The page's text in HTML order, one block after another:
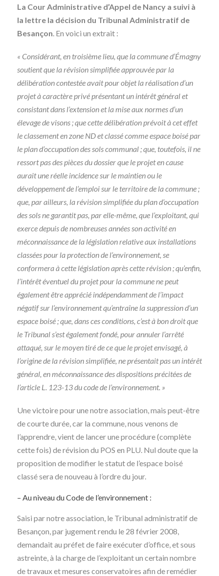
La Cour Administrative d’Appel de Nancy a suivi à
la lettre la décision du Tribunal Administratif de
Besançon. En voici un extrait :
« Considérant, en troisième lieu, que la commune d’Émagny
soutient que la révision simplifiée approuvée par la
délibération contestée avait pour objet la réalisation d’un
projet à caractère privé présentant un intérêt général et
consistant dans l’extension et la mise aux normes d’un
élevage de visons ; que cette délibération prévoit à cet effet
le classement en zone ND et classé comme espace boisé par
le plan d’occupation des sols communal ; que, toutefois, il ne
ressort pas des pièces du dossier que le projet en cause
aurait une réelle incidence sur le maintien ou le
développement de l’emploi sur le territoire de la commune ;
que, par ailleurs, la révision simplifiée du plan d’occupation
des sols ne garantit pas, par elle-même, que l’exploitant, qui
exerce depuis de nombreuses années son activité en
méconnaissance de la législation relative aux installations
classées pour la protection de l’environnement, se
conformera à cette législation après cette révision ; qu’enfin,
l’intérêt éventuel du projet pour la commune ne peut
également être apprécié indépendamment de l’impact
négatif sur l’environnement qu’entraîne la suppression d’un
espace boisé ; que, dans ces conditions, c’est à bon droit que
le Tribunal s’est également fondé, pour annuler l’arrêté
attaqué, sur le moyen tiré de ce que le projet envisagé, à
l’origine de la révision simplifiée, ne présentait pas un intérêt
général, en méconnaissance des dispositions précitées de
l’article L. 123-13 du code de l’environnement. »
Une victoire pour une notre association, mais peut-être
de courte durée, car la commune, nous venons de
l’apprendre, vient de lancer une procédure (complète
cette fois) de révision du POS en PLU. Nul doute que la
proposition de modifier le statut de l’espace boisé
classé sera de nouveau à l’ordre du jour.
– Au niveau du Code de l’environnement :
Saisi par notre association, le Tribunal administratif de
Besançon, par jugement rendu le 28 février 2008,
demandait au préfet de faire exécuter d’office, et sous
astreinte, à la charge de l’exploitant un certain nombre
de travaux et mesures conservatoires afin de remédier